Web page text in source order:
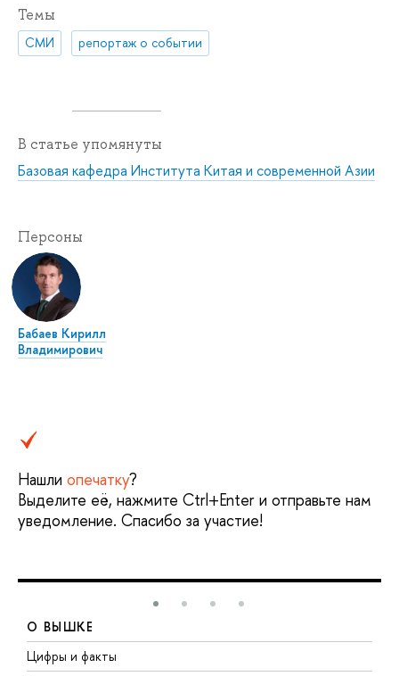
Темы
СМИ репортаж о событии
В статье упомянуты
Базовая кафедра Института Китая и современной Азии
Персоны
Бабаев Кирилл
Владимирович
Нашли опечатку?
Выделите её, нажмите Ctrl+Enter и отправьте нам
уведомление. Спасибо за участие!
О ВЫШКЕ
Цифры и факты